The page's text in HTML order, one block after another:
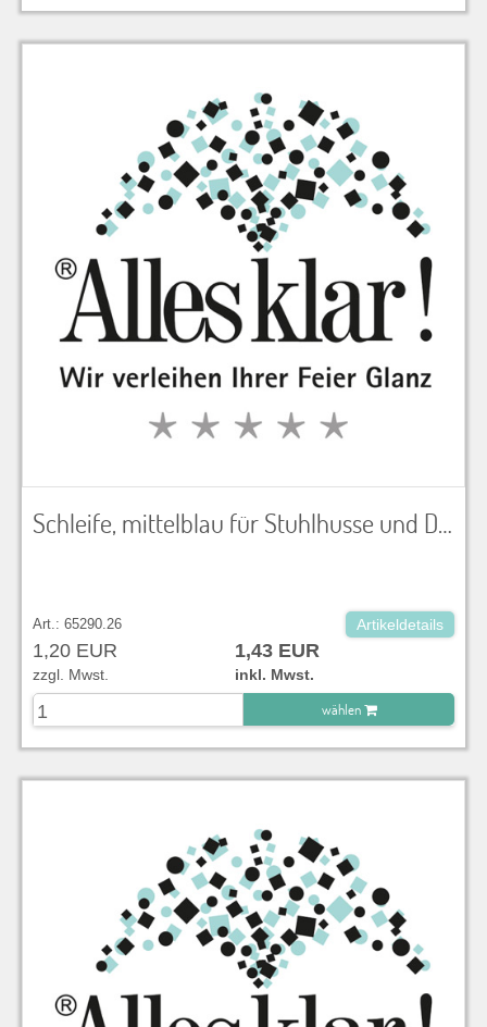
zu Warenkorb hinzugefügt.
Schleife, mittelblau für Stuhlhusse und Dekoration
Art.: 65290.26 Artikeldetails
1,20 EUR 1,43 EUR
zzgl. Mwst.
inkl. Mwst.
wählen
zu Warenkorb hinzugefügt.